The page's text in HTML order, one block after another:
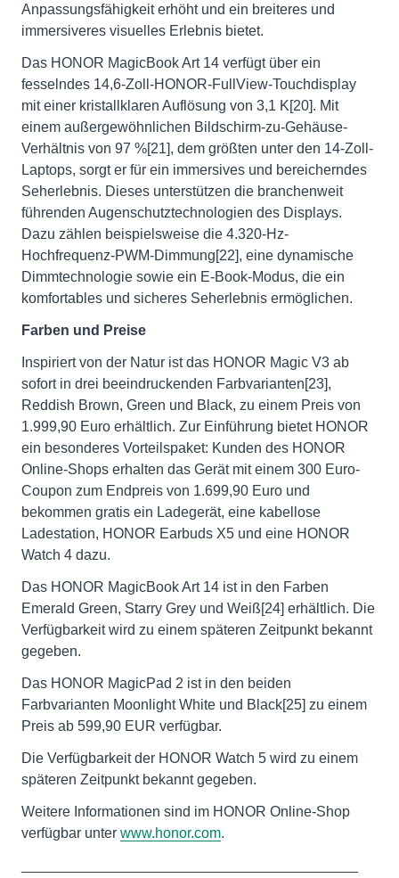
Anpassungsfähigkeit erhöht und ein breiteres und
immersiveres visuelles Erlebnis bietet.
Das HONOR MagicBook Art 14 verfügt über ein
fesselndes 14,6-Zoll-HONOR-FullView-Touchdisplay
mit einer kristallklaren Auflösung von 3,1 K[20]. Mit
einem außergewöhnlichen Bildschirm-zu-Gehäuse-
Verhältnis von 97 %[21], dem größten unter den 14-Zoll-
Laptops, sorgt er für ein immersives und bereicherndes
Seherlebnis. Dieses unterstützen die branchenweit
führenden Augenschutztechnologien des Displays.
Dazu zählen beispielsweise die 4.320-Hz-
Hochfrequenz-PWM-Dimmung[22], eine dynamische
Dimmtechnologie sowie ein E-Book-Modus, die ein
komfortables und sicheres Seherlebnis ermöglichen.
Farben und Preise
Inspiriert von der Natur ist das HONOR Magic V3 ab
sofort in drei beeindruckenden Farbvarianten[23],
Reddish Brown, Green und Black, zu einem Preis von
1.999,90 Euro erhältlich. Zur Einführung bietet HONOR
ein besonderes Vorteilspaket: Kunden des HONOR
Online-Shops erhalten das Gerät mit einem 300 Euro-
Coupon zum Endpreis von 1.699,90 Euro und
bekommen gratis ein Ladegerät, eine kabellose
Ladestation, HONOR Earbuds X5 und eine HONOR
Watch 4 dazu.
Das HONOR MagicBook Art 14 ist in den Farben
Emerald Green, Starry Grey und Weiß[24] erhältlich. Die
Verfügbarkeit wird zu einem späteren Zeitpunkt bekannt
gegeben.
Das HONOR MagicPad 2 ist in den beiden
Farbvarianten Moonlight White und Black[25] zu einem
Preis ab 599,90 EUR verfügbar.
Die Verfügbarkeit der HONOR Watch 5 wird zu einem
späteren Zeitpunkt bekannt gegeben.
Weitere Informationen sind im HONOR Online-Shop
verfügbar unter www.honor.com.